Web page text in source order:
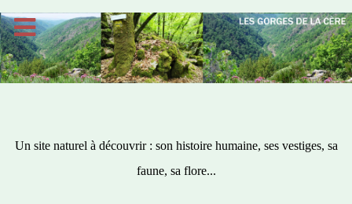
Un site naturel à découvrir : son histoire humaine, ses vestiges, sa
faune, sa flore...